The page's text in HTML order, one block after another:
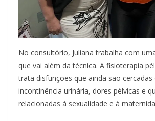
No consultório, Juliana trabalha com
que vai além da técnica. A fisioterapia
trata disfunções que ainda são
incontinência urinária, dores pélvicas e
relacionadas à sexualidade e à